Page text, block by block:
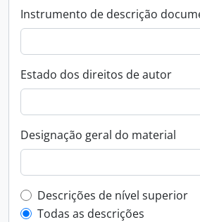
Instrumento de descrição
Estado dos direitos de autor
Designação geral do material
Top-level description filter
Descrições de nível superior
Todas as descrições